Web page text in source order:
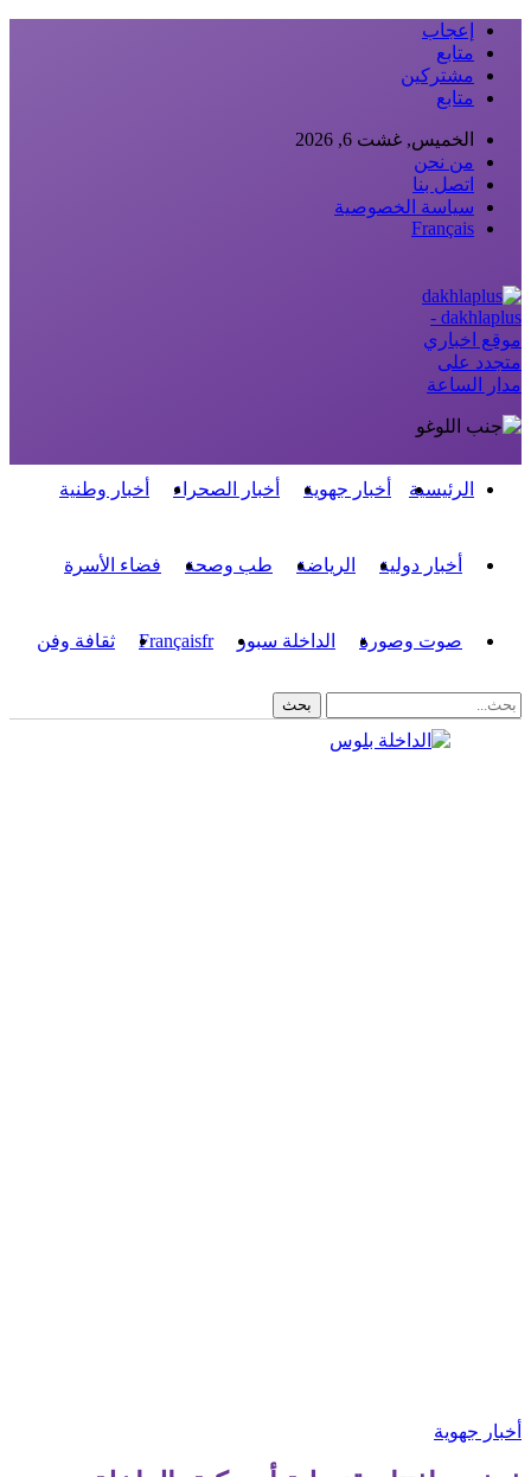
إعجاب
متابع
مشتركين
متابع
الخميس, غشت 6, 2026
من نحن
اتصل بنا
سياسة الخصوصية
Français
dakhlaplus -
موقع اخباري
متجدد على
مدار الساعة
الرئيسية أخبار جهوية أخبار الصحراء أخبار وطنية
أخبار دولية الرياضة طب وصحة فضاء الأسرة
صوت وصورة الداخلة سبور Françaisfr ثقافة وفن
أخبار جهوية